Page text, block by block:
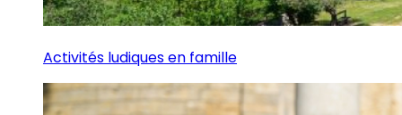
Activités ludiques en famille